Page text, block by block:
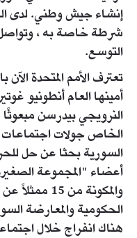
إنشاء جيش وطني. لدى
شرطة خاصة به ،
التوسع.
تعترف الأمم المتحدة
النرويجي بيدرسن
الخاص جولات اجتماعات
السورية بحثا عن حل
أعضاء "المجموعة
والمكونة من
الحكومية والمعارضة
هناك انفراج خلال